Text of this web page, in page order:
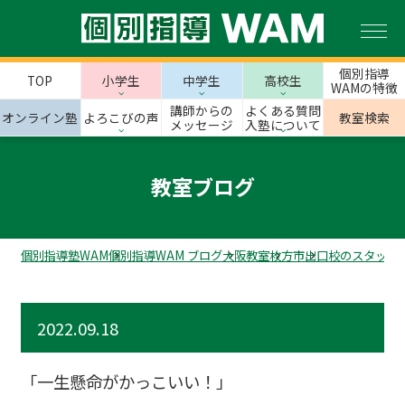
TOP 小学生 中学生 高校生
個別指導
WAMの特徴
オンライン塾 よろこびの声
講師からの
メッセージ
よくある質問
入塾について
教室検索
教室ブログ
個別指導塾WAM個別指導WAM ブログ大阪教室枚方市出口校のスタッフ
2022.09.18
「一生懸命がかっこいい！」